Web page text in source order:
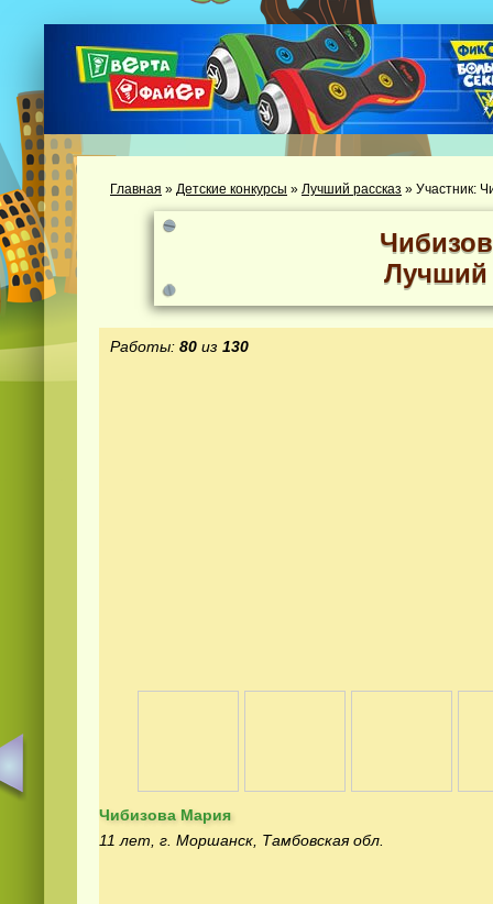
Главная » Детские конкурсы » Лучший рассказ » Участник:
Лучший
Работы: 80 из 130
Чибизова Мария
11 лет, г. Моршанск, Тамбовская обл.